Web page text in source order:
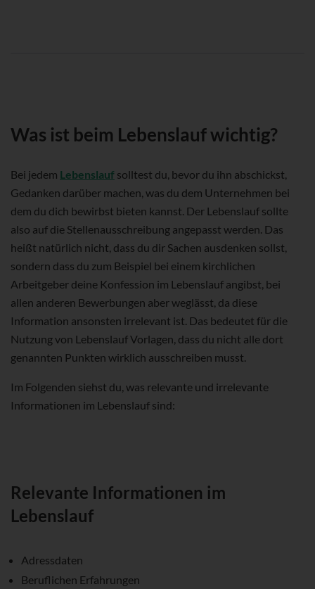
Was ist beim Lebenslauf wichtig?
Bei jedem Lebenslauf solltest du, bevor du ihn abschickst,
Gedanken darüber machen, was du dem Unternehmen bei
dem du dich bewirbst bieten kannst. Der Lebenslauf sollte
also auf die Stellenausschreibung angepasst werden. Das
heißt natürlich nicht, dass du dir Sachen ausdenken sollst,
sondern dass du zum Beispiel bei einem kirchlichen
Arbeitgeber deine Konfession im Lebenslauf angibst, bei
allen anderen Bewerbungen aber weglässt, da diese
Information ansonsten irrelevant ist. Das bedeutet für die
Nutzung von Lebenslauf Vorlagen, dass du nicht alle dort
genannten Punkten wirklich ausschreiben musst.
Im Folgenden siehst du, was relevante und irrelevante
Informationen im Lebenslauf sind:
Relevante Informationen im
Lebenslauf
Adressdaten
Beruflichen Erfahrungen